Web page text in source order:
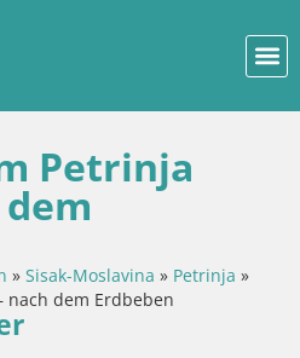
Petrinja
» Sisak-Moslavina » Petrinja »
nach dem Erdbeben